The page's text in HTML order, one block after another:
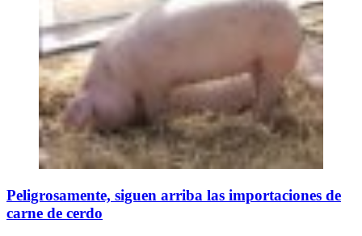
Peligrosamente, siguen arriba las importaciones de
carne de cerdo